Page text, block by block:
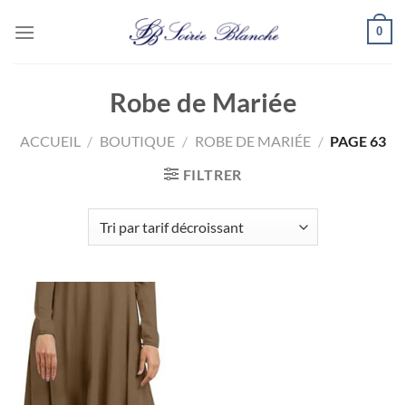
0
Robe de Mariée
ACCUEIL / BOUTIQUE / ROBE DE MARIÉE / PAGE 63
FILTRER